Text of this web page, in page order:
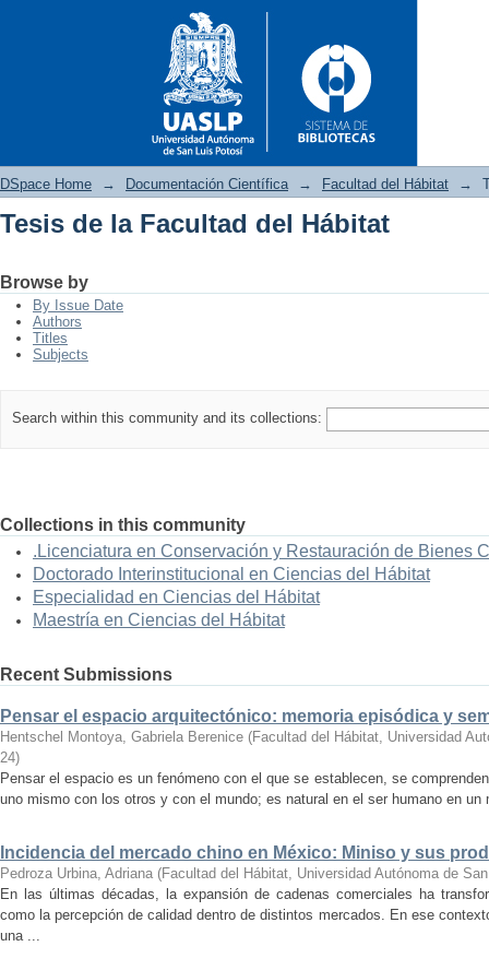
DSpace Home → Documentación Científica → Facultad del Hábitat →
Tesis de la Facultad del Hábitat
Browse by
By Issue Date
Authors
Titles
Subjects
Search within this community and its collections:
Collections in this community
.Licenciatura en Conservación y Restauración de Bienes
Doctorado Interinstitucional en Ciencias del Hábitat
Especialidad en Ciencias del Hábitat
Maestría en Ciencias del Hábitat
Recent Submissions
Pensar el espacio arquitectónico: memoria episódica y
Hentschel Montoya, Gabriela Berenice (Facultad del Hábitat, Universidad
24)
Pensar el espacio es un fenómeno con el que se establecen, se
uno mismo con los otros y con el mundo; es natural en el ser humano en
Incidencia del mercado chino en México: Miniso y sus
Pedroza Urbina, Adriana (Facultad del Hábitat, Universidad Autónoma de
En las últimas décadas, la expansión de cadenas comerciales ha
como la percepción de calidad dentro de distintos mercados. En ese
una ...